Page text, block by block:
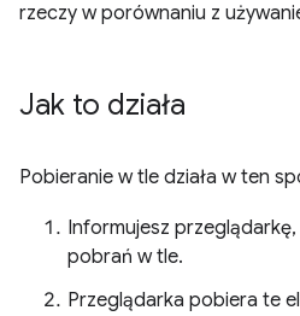
rzeczy w porównaniu z
Jak to działa
Pobieranie w tle działa w ten
Informujesz
pobrań w tle.
Przeglądarka pobiera te